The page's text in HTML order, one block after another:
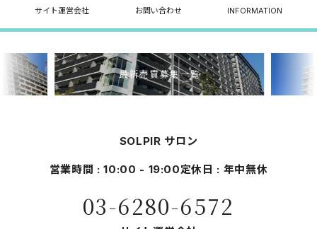
サイト運営会社 お問い合わせ INFORMATION
最新売買募集一覧
SOLPIR サロン
営業時間 : 10:00 - 19:00定休日 : 年中無休
03-6280-6572